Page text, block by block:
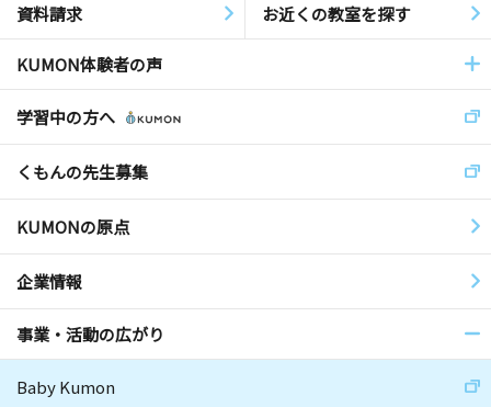
資料請求 お近くの教室を探す
KUMON体験者の声
学習中の方へ
くもんの先生募集
KUMONの原点
企業情報
事業・活動の広がり
Baby Kumon